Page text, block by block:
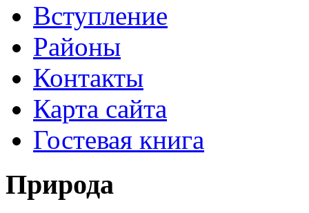
Вступление
Районы
Контакты
Карта сайта
Гостевая книга
Природа